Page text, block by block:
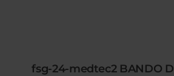
fsg-24-medtec2 BANDO